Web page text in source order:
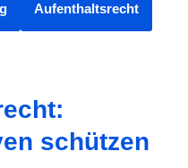
Aufenthaltsrecht
schützen